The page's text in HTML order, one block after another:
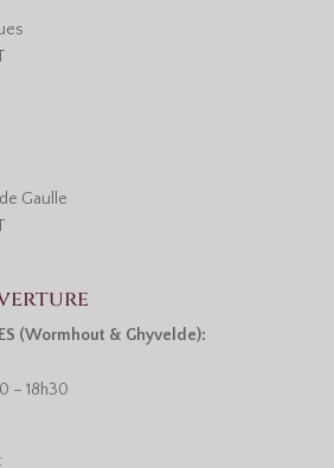
Gaulle
(Wormhout & Ghyvelde):
– 18h30